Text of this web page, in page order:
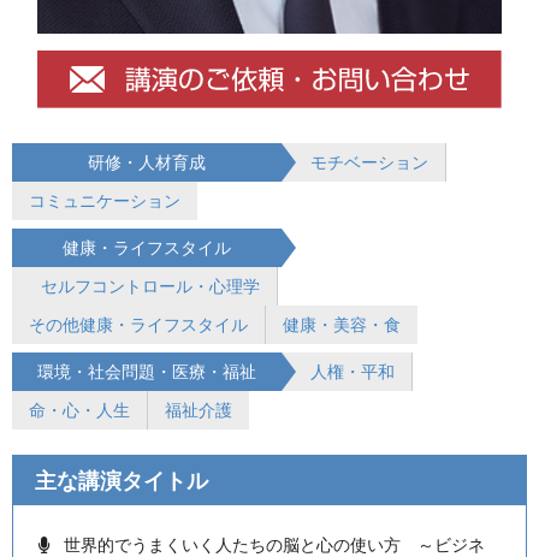
研修・人材育成
モチベーション
コミュニケーション
健康・ライフスタイル
セルフコントロール・心理学
その他健康・ライフスタイル
健康・美容・食
環境・社会問題・医療・福祉
人権・平和
命・心・人生
福祉介護
主な講演タイトル
世界的でうまくいく人たちの脳と心の使い方 ～ビジネ